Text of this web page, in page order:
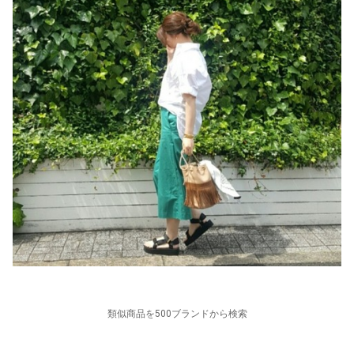
類似商品を500ブランドから検索